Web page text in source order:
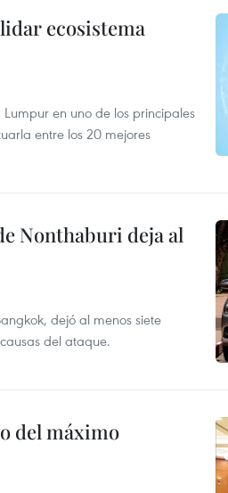
ecosistema
en uno de los principales
entre los 20 mejores
Nonthaburi deja al
dejó al menos siete
del ataque.
del máximo